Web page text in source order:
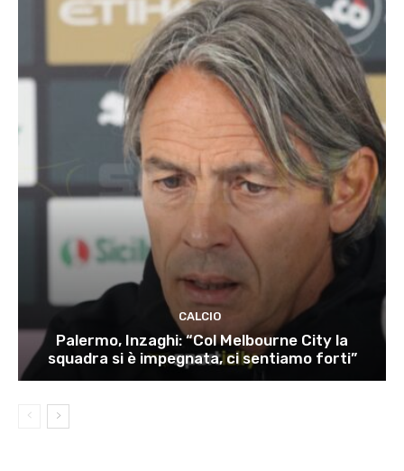
CALCIO
Palermo, Inzaghi: “Col Melbourne City la
squadra si è impegnata, ci sentiamo forti”